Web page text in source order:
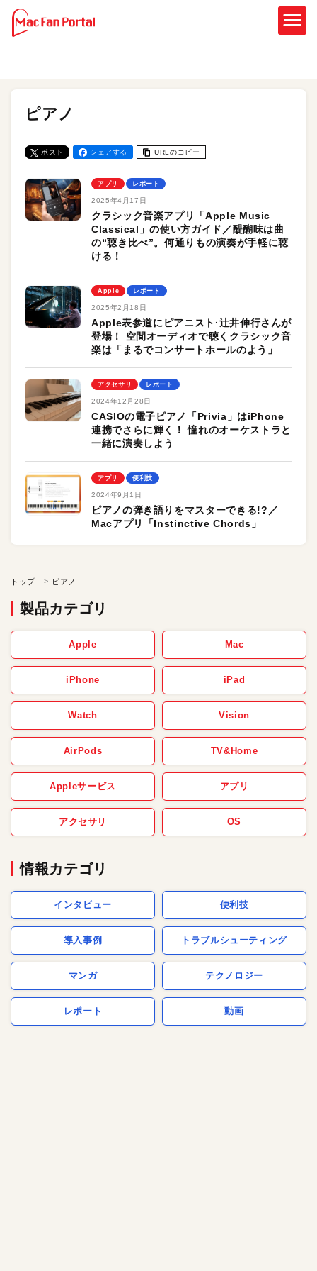
ピアノ
ポスト シェアする URLのコピー
アプリ レポート
2025年4月17日
クラシック音楽アプリ「Apple Music
Classical」の使い方ガイド／醍醐味は曲
の“聴き比べ”。何通りもの演奏が手軽に聴
ける！
Apple レポート
2025年2月18日
Apple表参道にピアニスト·辻井伸行さんが
登場！ 空間オーディオで聴くクラシック音
楽は「まるでコンサートホールのよう」
アクセサリ レポート
2024年12月28日
CASIOの電子ピアノ「Privia」はiPhone
連携でさらに輝く！ 憧れのオーケストラと
一緒に演奏しよう
アプリ 便利技
2024年9月1日
ピアノの弾き語りをマスターできる!?／
Macアプリ「Instinctive Chords」
トップ ピアノ
製品カテゴリ
Apple Mac
iPhone iPad
Watch Vision
AirPods TV&Home
Appleサービス アプリ
アクセサリ OS
情報カテゴリ
インタビュー 便利技
導入事例 トラブルシューティング
マンガ テクノロジー
レポート 動画